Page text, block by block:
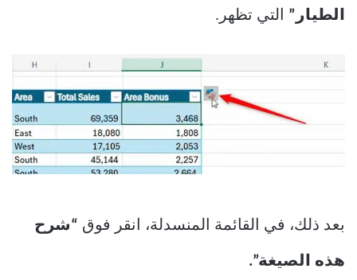
الطيار” التي تظهر.
بعد ذلك، في القائمة المنسدلة، انقر فوق “شرح
هذه الصيغة”.